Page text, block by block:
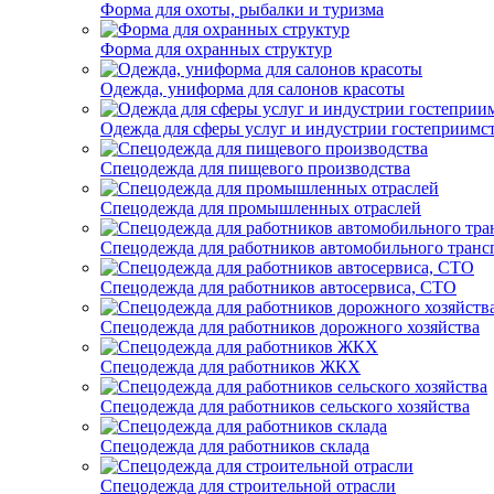
Форма для охоты, рыбалки и туризма
Форма для охранных структур
Одежда, униформа для салонов красоты
Одежда для сферы услуг и индустрии
Спецодежда для пищевого производства
Спецодежда для промышленных отраслей
Спецодежда для работников автомобильного
Спецодежда для работников автосервиса, СТО
Спецодежда для работников дорожного хозяйства
Спецодежда для работников ЖКХ
Спецодежда для работников сельского хозяйства
Спецодежда для работников склада
Спецодежда для строительной отрасли